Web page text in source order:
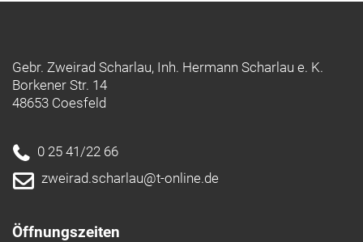
Gebr. Zweirad Scharlau, Inh. Hermann Scharlau e. K.
Borkener Str. 14
48653 Coesfeld
0 25 41/22 66
zweirad.scharlau@t-online.de
Öffnungszeiten